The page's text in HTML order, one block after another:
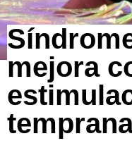
mejora